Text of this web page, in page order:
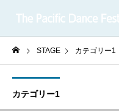
STAGE カテゴリー1
カテゴリー1